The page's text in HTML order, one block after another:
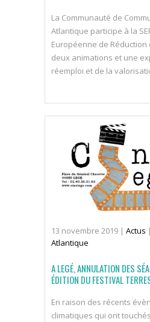
La Communauté de
Atlantique participe à la
Européenne de Réduction
deux animations et une
réemploi et de la
13 novembre 2019 | Actus |
Atlantique
A LEGÉ, ANNULATION DES
ÉDITION DU FESTIVAL
En raison des récents
climatiques qui ont